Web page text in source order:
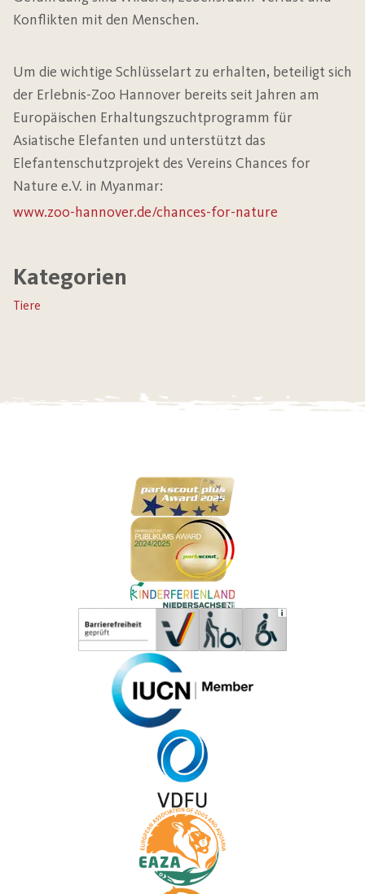
Konflikten mit den Menschen.
Um die wichtige Schlüsselart zu erhalten, beteiligt sich
der Erlebnis-Zoo Hannover bereits seit Jahren am
Europäischen Erhaltungszuchtprogramm für
Asiatische Elefanten und unterstützt das
Elefantenschutzprojekt des Vereins Chances for
Nature e.V. in Myanmar:
www.zoo-hannover.de/chances-for-nature
Kategorien
Tiere